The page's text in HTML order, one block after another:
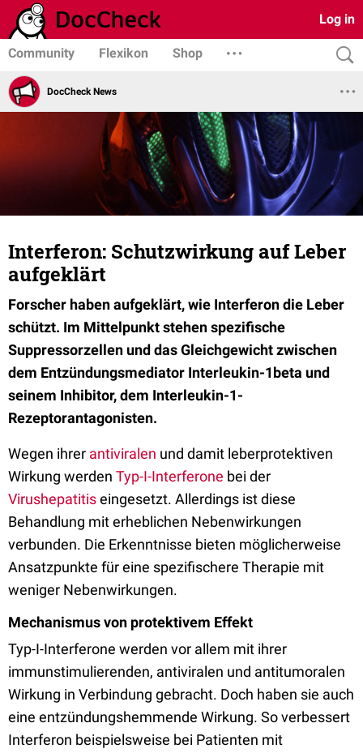
Log in
Community Flexikon Shop
DocCheck News
Interferon: Schutzwirkung auf Leber
aufgeklärt
Forscher haben aufgeklärt, wie Interferon die Leber
schützt. Im Mittelpunkt stehen spezifische
Suppressorzellen und das Gleichgewicht zwischen
dem Entzündungsmediator Interleukin-1beta und
seinem Inhibitor, dem Interleukin-1-
Rezeptorantagonisten.
Wegen ihrer antiviralen und damit leberprotektiven
Wirkung werden Typ-I-Interferone bei der
Virushepatitiseingesetzt. Allerdings ist diese
Behandlung mit erheblichen Nebenwirkungen
verbunden. Die Erkenntnisse bieten möglicherweise
Ansatzpunkte für eine spezifischere Therapie mit
weniger Nebenwirkungen.
Mechanismus von protektivem Effekt
Typ-I-Interferone werden vor allem mit ihrer
immunstimulierenden, antiviralen und antitumoralen
Wirkung in Verbindung gebracht. Doch haben sie auch
eine entzündungshemmende Wirkung. So verbessert
Interferon beispielsweise bei Patienten mit